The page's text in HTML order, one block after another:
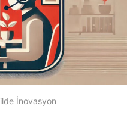
İnovasyon